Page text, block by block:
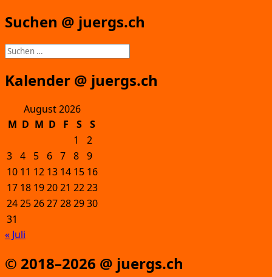
Suchen @ juergs.ch
Suchen
nach:
Kalender @ juergs.ch
August 2026
M D M D F S
S
1
2
3 4 5 6 7 8 9
10 11 12 13 14 15 16
17 18 192021 2223
24252627282930
31
« Juli
© 2018–2026 @ juergs.ch